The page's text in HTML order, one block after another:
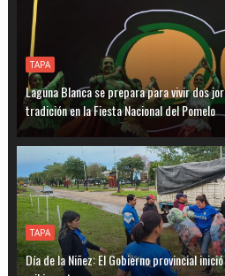
TAPA
Laguna Blanca se prepara para vivir dos
tradición en la Fiesta Nacional del Pomelo
TAPA
Día de la Niñez: El Gobierno provincial